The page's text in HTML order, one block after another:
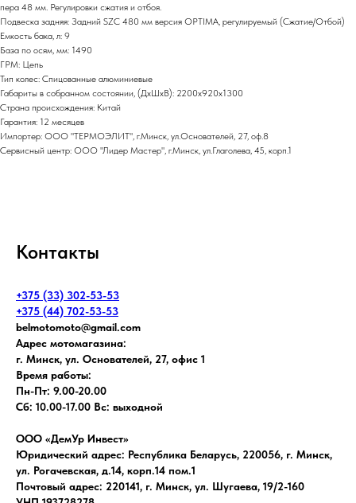
пера 48 мм. Регулировки сжатия и отбоя.
Подвеска задняя: Задний SZC 480 мм версия OPTIMA, регулируемый (Сжатие/Отбой)
Емкость бака, л: 9
База по осям, мм: 1490
ГРМ: Цепь
Тип колес: Спицованные алюминиевые
Габариты в собранном состоянии, (ДхШхВ): 2200х920х1300
Страна происхождения: Китай
Гарантия: 12 месяцев
Импортер: ООО "ТЕРМОЭЛИТ", г.Минск, ул.Основателей, 27, оф.8
Сервисный центр: ООО "Лидер Мастер", г.Минск, ул.Глаголева, 45, корп.1
Контакты
+375 (33) 302-53-53
+375 (44) 702-53-53
belmotomoto@gmail.com
Адрес мотомагазина:
г. Минск, ул. Основателей, 27, офис 1
Время работы:
Пн-Пт: 9.00-20.00
Сб: 10.00-17.00 Вс: выходной
ООО «ДемУр Инвест»
Юридический адрес: Республика Беларусь, 220056, г. Минск,
ул. Рогачевская, д.14, корп.14 пом.1
Почтовый адрес: 220141, г. Минск, ул. Шугаева, 19/2-160